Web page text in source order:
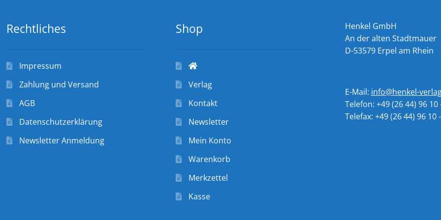
Rechtliches
Impressum
Zahlung und Versand
AGB
Datenschutzerklärung
Newsletter Anmeldung
Shop
Verlag
Kontakt
Newsletter
Mein Konto
Warenkorb
Merkzettel
Kasse
Henkel GmbH
An der alten Stadtmauer
D-53579 Erpel am Rhein
E-Mail: info@henkel-
Telefon: +49 (26 44) 96 10
Telefax: +49 (26 44) 96 10